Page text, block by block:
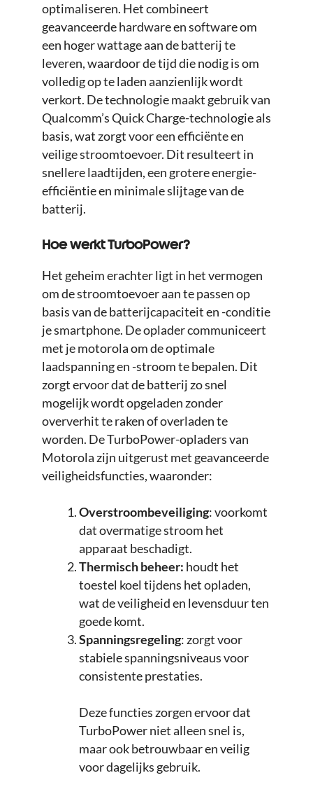
optimaliseren. Het combineert
geavanceerde hardware en software om
een hoger wattage aan de batterij te
leveren, waardoor de tijd die nodig is om
volledig op te laden aanzienlijk wordt
verkort. De technologie maakt gebruik van
Qualcomm’s Quick Charge-technologie als
basis, wat zorgt voor een efficiënte en
veilige stroomtoevoer. Dit resulteert in
snellere laadtijden, een grotere energie-
efficiëntie en minimale slijtage van de
batterij.
Hoe werkt TurboPower?
Het geheim erachter ligt in het vermogen
om de stroomtoevoer aan te passen op
basis van de batterijcapaciteit en -conditie
je smartphone. De oplader communiceert
met je motorola om de optimale
laadspanning en -stroom te bepalen. Dit
zorgt ervoor dat de batterij zo snel
mogelijk wordt opgeladen zonder
oververhit te raken of overladen te
worden. De TurboPower-opladers van
Motorola zijn uitgerust met geavanceerde
veiligheidsfuncties, waaronder:
Overstroombeveiliging: voorkomt
dat overmatige stroom het
apparaat beschadigt.
Thermisch beheer: houdt het
toestel koel tijdens het opladen,
wat de veiligheid en levensduur ten
goede komt.
Spanningsregeling: zorgt voor
stabiele spanningsniveaus voor
consistente prestaties.
Deze functies zorgen ervoor dat
TurboPower niet alleen snel is,
maar ook betrouwbaar en veilig
voor dagelijks gebruik.